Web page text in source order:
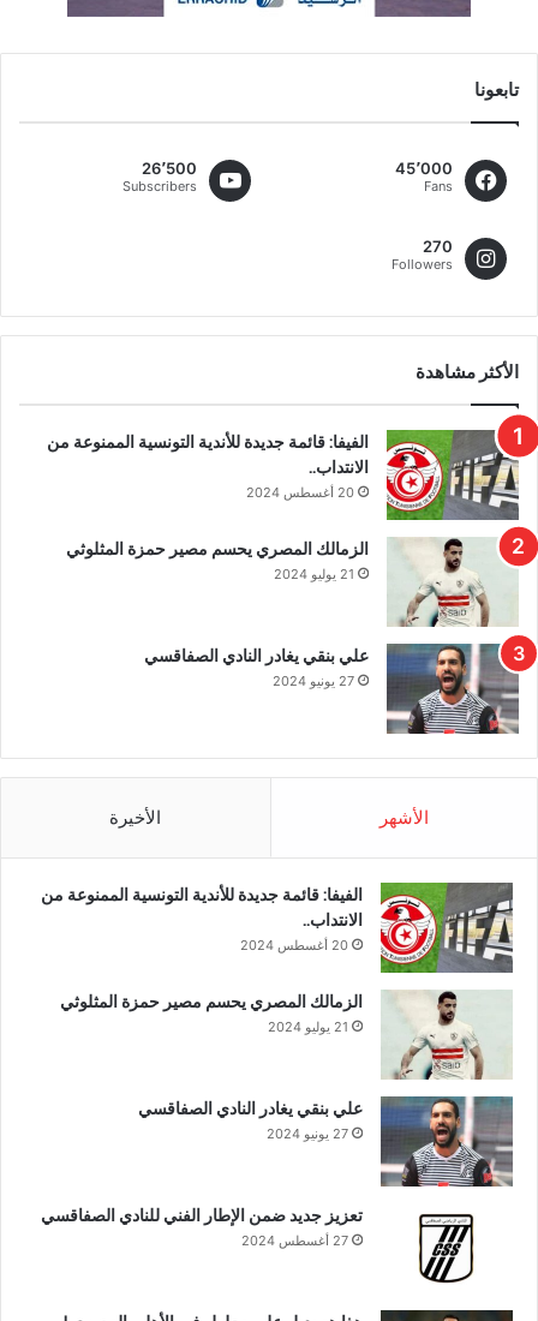
تابعونا
45٬000
Fans
26٬500
Subscribers
270
Followers
الأكثر مشاهدة
الفيفا: قائمة جديدة للأندية التونسية الممنوعة من
الانتداب..
20 أغسطس 2024
الزمالك المصري يحسم مصير حمزة المثلوثي
21 يوليو 2024
علي بنقي يغادر النادي الصفاقسي
27 يونيو 2024
الأشهر الأخيرة
الفيفا: قائمة جديدة للأندية التونسية الممنوعة من
الانتداب..
20 أغسطس 2024
الزمالك المصري يحسم مصير حمزة المثلوثي
21 يوليو 2024
علي بنقي يغادر النادي الصفاقسي
27 يونيو 2024
تعزيز جديد ضمن الإطار الفني للنادي الصفاقسي
27 أغسطس 2024